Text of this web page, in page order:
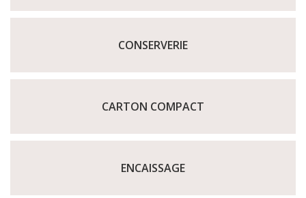
CONSERVERIE
CARTON COMPACT
ENCAISSAGE